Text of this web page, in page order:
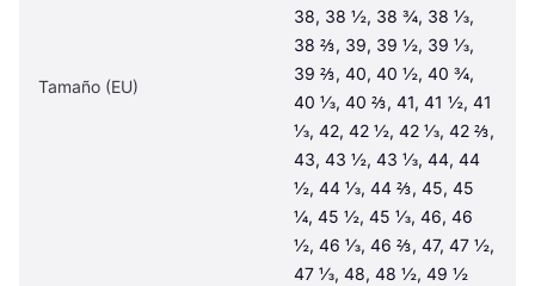
Tamaño (EU)
38, 38 ½, 38 ¾, 38 ⅓,
38 ⅔, 39, 39 ½, 39 ⅓,
39 ⅔, 40, 40 ½, 40 ¾,
40 ⅓, 40 ⅔, 41, 41 ½, 41
⅓, 42, 42 ½, 42 ⅓, 42 ⅔,
43, 43 ½, 43 ⅓, 44, 44
½, 44 ⅓, 44 ⅔, 45, 45
¼, 45 ½, 45 ⅓, 46, 46
½, 46 ⅓, 46 ⅔, 47, 47 ½,
47 ⅓, 48, 48 ½, 49 ½